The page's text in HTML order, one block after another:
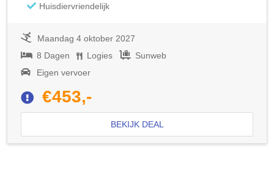
Huisdiervriendelijk
Maandag 4 oktober 2027
8 Dagen
Logies
Sunweb
Eigen vervoer
€453,-
BEKIJK DEAL